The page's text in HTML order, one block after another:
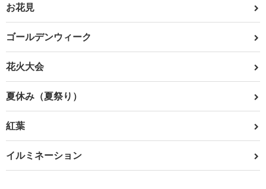
お花見
ゴールデンウィーク
花火大会
夏休み（夏祭り）
紅葉
イルミネーション